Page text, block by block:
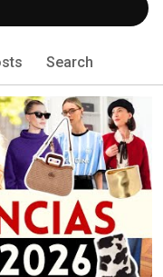
Search